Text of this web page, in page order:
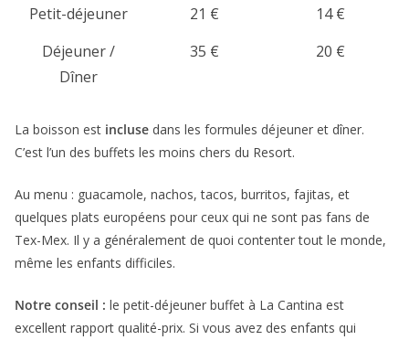
Petit-déjeuner
21 €
14 €
Déjeuner /
Dîner
35 € 20 €
La boisson est incluse dans les formules déjeuner et dîner.
C’est l’un des buffets les moins chers du Resort.
Au menu : guacamole, nachos, tacos, burritos, fajitas, et
quelques plats européens pour ceux qui ne sont pas fans de
Tex-Mex. Il y a généralement de quoi contenter tout le monde,
même les enfants difficiles.
Notre conseil : le petit-déjeuner buffet à La Cantina est
excellent rapport qualité-prix. Si vous avez des enfants qui